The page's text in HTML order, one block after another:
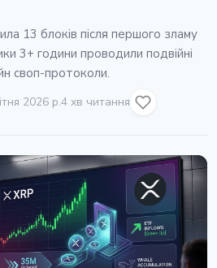
13 блоків після першого зламу
3+ години проводили подвійні
своп-протоколи.
2026 р.4 хв читання